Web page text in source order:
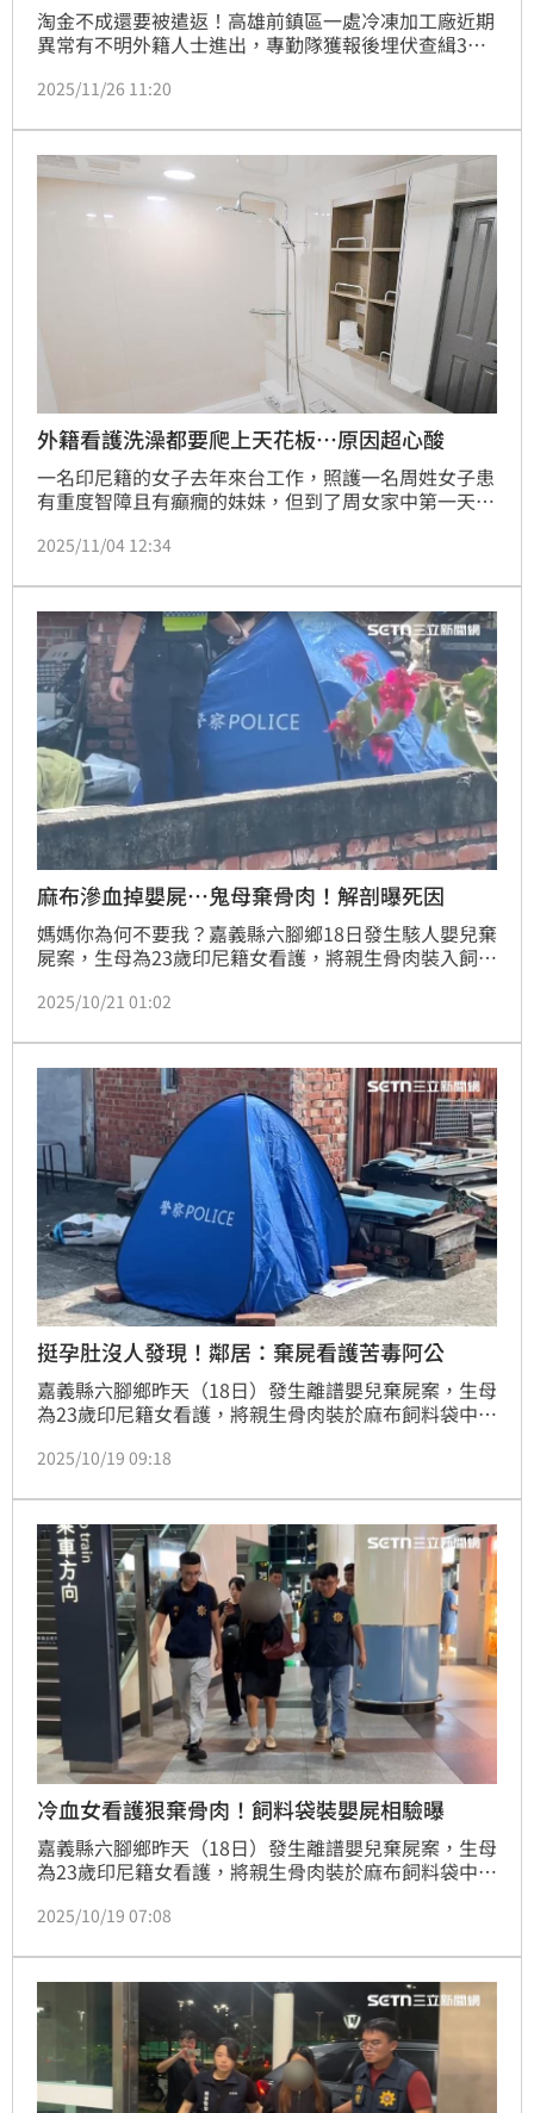
淘金不成還要被遣返！高雄前鎮區一處冷凍加工廠近期
異常有不明外籍人士進出，專勤隊獲報後埋伏查緝3名
過了半小時才坦承有同鄉躲在冷凍庫深處，就怕鬧出人
據悉，過年將至，業者訂單暴增，才鋌而走險雇用非法
移工，最高將面臨75萬元罰鍰。
2025/11/26 11:20
外籍看護洗澡都要爬上天花板…原因超心酸
一名印尼籍的女子去年來台工作，照護一名周姓女子患
有重度智障且有癲癇的妹妹，但到了周女家中第一天就
周女之後竟又做出更過分行徑，造成該名外籍每次洗澡
於受不了，除向新北市政府申訴，同時向周女提告求償
精神慰撫金10萬元，而該案判決也出爐。
2025/11/04 12:34
麻布滲血掉嬰屍…鬼母棄骨肉！解剖曝死因
媽媽你為何不要我？嘉義縣六腳鄉18日發生駭人嬰兒棄
屍案，生母為23歲印尼籍女看護，將親生骨肉裝入飼料
軀體初判為「死產」，後續將進行DNA、顯微鏡切片檢
2025/10/21 01:02
挺孕肚沒人發現！鄰居：棄屍看護苦毒阿公
嘉義縣六腳鄉昨天（18日）發生離譜嬰兒棄屍案，生母
為23歲印尼籍女看護，將親生骨肉裝於麻布飼料袋中棄
案震驚地方，附近鄰居透露，女看護來台3年多，鮮少
阿公；此外，她身型嬌小，瘦弱，懷胎10個月，卻沒人
發現。
2025/10/19 09:18
冷血女看護狠棄骨肉！飼料袋裝嬰屍相驗曝
嘉義縣六腳鄉昨天（18日）發生離譜嬰兒棄屍案，生母
為23歲印尼籍女看護，將親生骨肉裝於麻布飼料袋中棄
遺體，外觀無明顯外傷，發育狀態似足月產，尚無法確
因此預計10月21日解剖複驗。
2025/10/19 07:08